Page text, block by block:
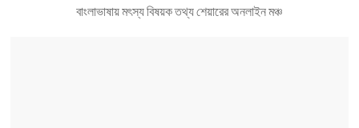
বাংলাভাষায় মৎস্য বিষয়ক তথ্য শেয়ারের অনলাইন মঞ্চ